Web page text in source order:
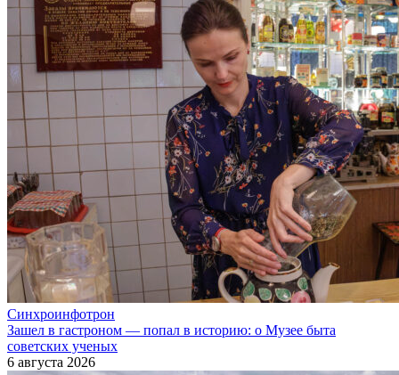
Синхроинфотрон
Зашел в гастроном — попал в историю: о Музее быта
советских ученых
6 августа 2026